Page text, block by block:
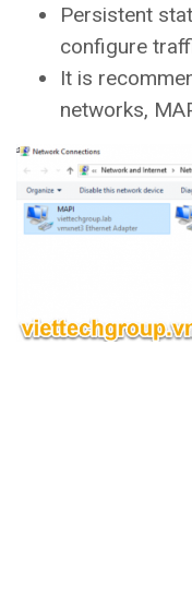
Persistent
configure
It is
networks,